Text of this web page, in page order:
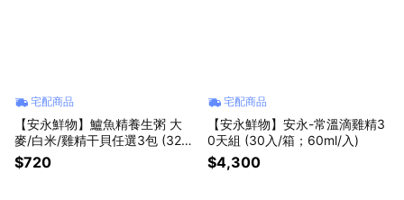
宅配商品
【安永鮮物】鱸魚精養生粥 大
麥/白米/雞精干貝任選3包 (320
g/包)
$720
宅配商品
【安永鮮物】安永-常溫滴雞精3
0天組 (30入/箱；60ml/入)
$4,300